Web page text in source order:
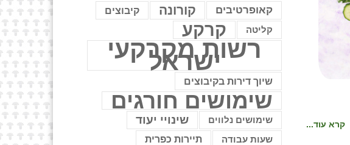
קרא עוד...
קאופרטיבים קורונה קיבוצים
קליטה קרקע
רשות מקרקעי
ישראל
שיוך דירות בקיבוצים
שימושים חורגים
שימושים נלווים שינויי יעוד
שעות עבודה תיירות כפרית